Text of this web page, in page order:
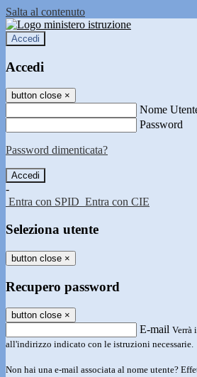
Salta al contenuto
Accedi
Accedi
button close ×
Nome
Password
Password dimenticata?
-
Entra con SPID Entra con CIE
Seleziona utente
button close ×
Recupero password
button close ×
E-mail Verrà
all'indirizzo indicato con le istruzioni necessarie.
Non hai una e-mail associata al nome utente?